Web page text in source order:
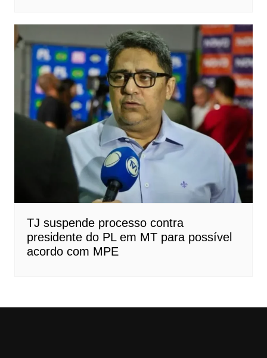
TJ suspende processo contra
presidente do PL em MT para possível
acordo com MPE